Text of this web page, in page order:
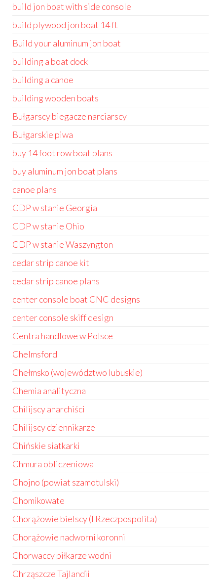
build jon boat with side console
build plywood jon boat 14 ft
Build your aluminum jon boat
building a boat dock
building a canoe
building wooden boats
Bułgarscy biegacze narciarscy
Bułgarskie piwa
buy 14 foot row boat plans
buy aluminum jon boat plans
canoe plans
CDP w stanie Georgia
CDP w stanie Ohio
CDP w stanie Waszyngton
cedar strip canoe kit
cedar strip canoe plans
center console boat CNC designs
center console skiff design
Centra handlowe w Polsce
Chelmsford
Chełmsko (województwo lubuskie)
Chemia analityczna
Chilijscy anarchiści
Chilijscy dziennikarze
Chińskie siatkarki
Chmura obliczeniowa
Chojno (powiat szamotulski)
Chomikowate
Chorążowie bielscy (I Rzeczpospolita)
Chorążowie nadworni koronni
Chorwaccy piłkarze wodni
Chrząszcze Tajlandii